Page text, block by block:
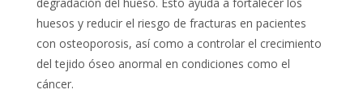
degradación del hueso. Esto ayuda a fortalecer los
huesos y reducir el riesgo de fracturas en pacientes
con osteoporosis, así como a controlar el crecimiento
del tejido óseo anormal en condiciones como el
cáncer.